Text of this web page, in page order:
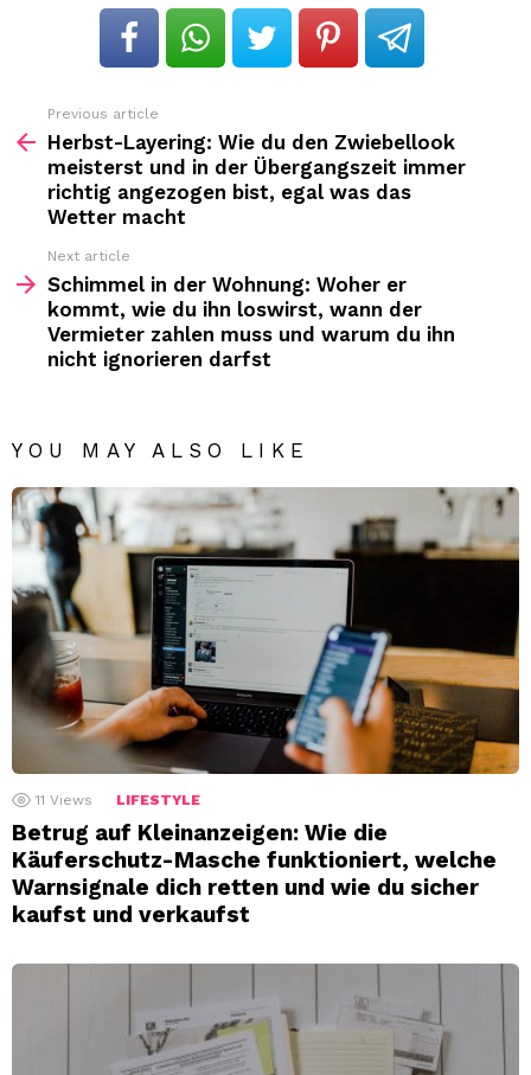
more
Previous article
Herbst-Layering: Wie du den Zwiebellook
meisterst und in der Übergangszeit immer
richtig angezogen bist, egal was das
Wetter macht
Next article
Schimmel in der Wohnung: Woher er
kommt, wie du ihn loswirst, wann der
Vermieter zahlen muss und warum du ihn
nicht ignorieren darfst
YOU MAY ALSO LIKE
11 Views LIFESTYLE
Betrug auf Kleinanzeigen: Wie die
Käuferschutz-Masche funktioniert, welche
Warnsignale dich retten und wie du sicher
kaufst und verkaufst